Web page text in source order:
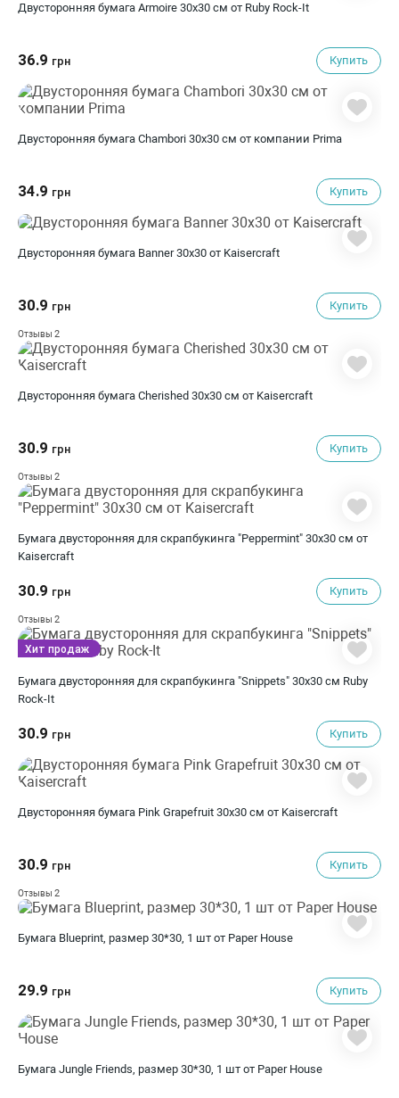
Двусторонняя бумага Armoire 30х30 см от Ruby Rock-It
36.9 грн Купить
Двусторонняя бумага Chambori 30х30 см от компании Prima
34.9 грн Купить
Двусторонняя бумага Banner 30х30 от Kaisercraft
30.9 грн Купить
Отзывы 2
Двусторонняя бумага Cherished 30х30 см от Kaisercraft
30.9 грн Купить
Отзывы 2
Бумага двусторонняя для скрапбукинга "Peppermint" 30х30 см от
Kaisercraft
30.9 грн Купить
Отзывы 2
Бумага двусторонняя для скрапбукинга "Snippets" 30х30 см Ruby
Rock-It
30.9 грн Купить
Хит продаж
Двусторонняя бумага Pink Grapefruit 30х30 см от Kaisercraft
30.9 грн Купить
Отзывы 2
Бумага Blueprint, размер 30*30, 1 шт от Paper House
29.9 грн Купить
Бумага Jungle Friends, размер 30*30, 1 шт от Paper House